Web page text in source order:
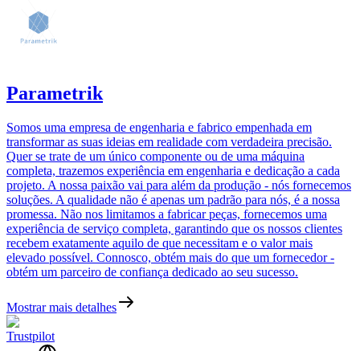
Parametrik
Somos uma empresa de engenharia e fabrico empenhada em
transformar as suas ideias em realidade com verdadeira precisão.
Quer se trate de um único componente ou de uma máquina
completa, trazemos experiência em engenharia e dedicação a cada
projeto. A nossa paixão vai para além da produção - nós fornecemos
soluções. A qualidade não é apenas um padrão para nós, é a nossa
promessa. Não nos limitamos a fabricar peças, fornecemos uma
experiência de serviço completa, garantindo que os nossos clientes
recebem exatamente aquilo de que necessitam e o valor mais
elevado possível. Connosco, obtém mais do que um fornecedor -
obtém um parceiro de confiança dedicado ao seu sucesso.
Mostrar mais detalhes
Trustpilot